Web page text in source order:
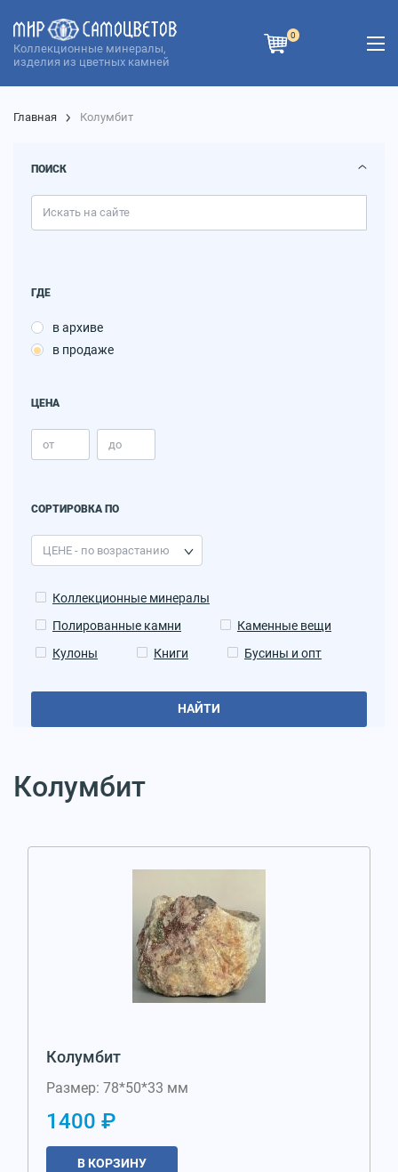
Коллекционные минералы,
изделия из цветных камней
0
Главная Колумбит
ПОИСК
ГДЕ
в архиве
в продаже
ЦЕНА
СОРТИРОВКА ПО
Коллекционные минералы
Полированные камни
Каменные вещи
Кулоны
Книги Бусины и опт
НАЙТИ
Колумбит
Колумбит
Размер: 78*50*33 мм
1400 ₽
В КОРЗИНУ